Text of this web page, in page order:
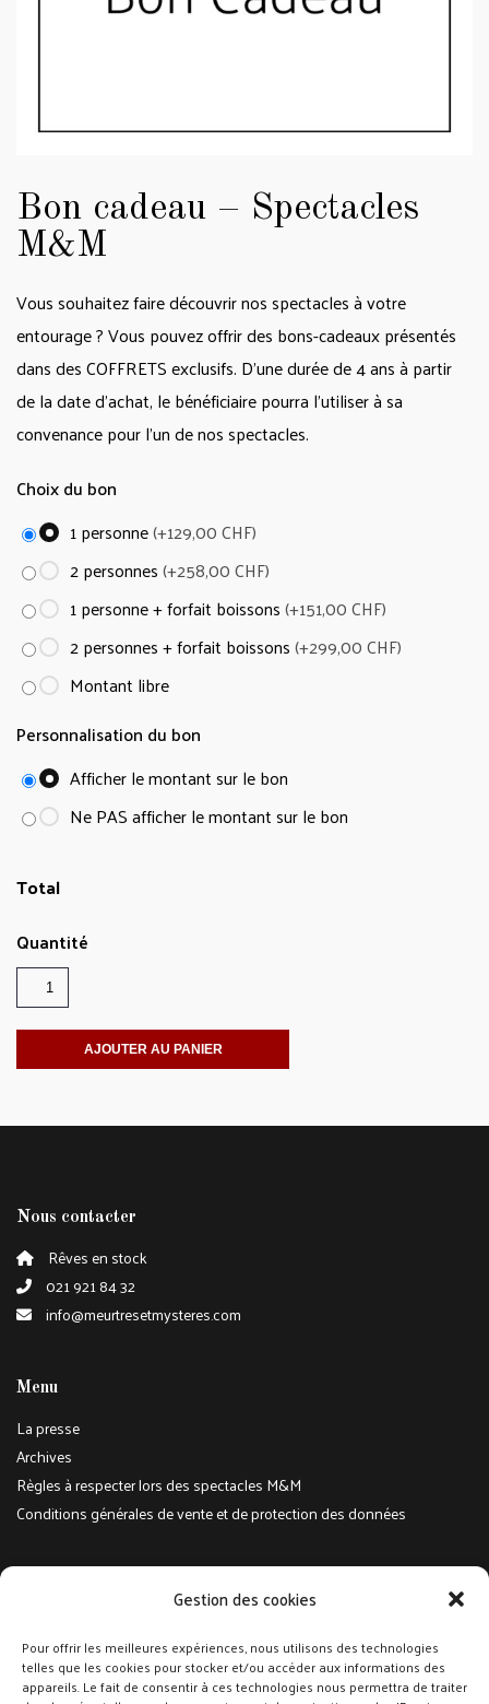
Gestion des cookies
Pour offrir les meilleures expériences, nous utilisons des technologies
telles que les cookies pour stocker et/ou accéder aux informations des
appareils. Le fait de consentir à ces technologies nous permettra de traiter
Bon cadeau – Spectacles
M&M
Vous souhaitez faire découvrir nos spectacles à votre
entourage ? Vous pouvez offrir des bons-cadeaux présentés
dans des COFFRETS exclusifs. D’une durée de 4 ans à partir
de la date d’achat, le bénéficiaire pourra l’utiliser à sa
convenance pour l’un de nos spectacles.
Choix du bon
1 personne(+129,00 CHF)
2 personnes(+258,00 CHF)
1 personne + forfait boissons(+151,00 CHF)
2 personnes + forfait boissons(+299,00 CHF)
Montant libre
Personnalisation du bon
Afficher le montant sur le bon
Ne PAS afficher le montant sur le bon
Total
quantité
de
AJOUTER AU PANIER
Nous contacter
Rêves en stock
021 921 84 32
info@meurtresetmysteres.com
Menu
La presse
Archives
Règles à respecter lors des spectacles M&M
Conditions générales de vente et de protection des données
@meurtresetmysteres